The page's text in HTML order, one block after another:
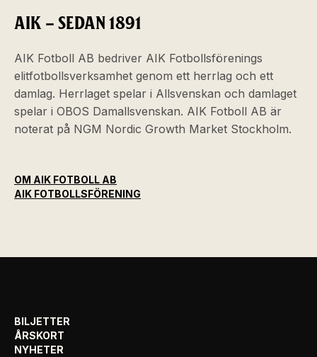
AIK – SEDAN 1891
AIK Fotboll AB bedriver AIK Fotbollsförenings
elitfotbollsverksamhet genom ett herrlag och ett
damlag. Herrlaget spelar i Allsvenskan och damlaget
spelar i OBOS Damallsvenskan. AIK Fotboll AB är
noterat på NGM Nordic Growth Market Stockholm.
OM AIK FOTBOLL AB
AIK FOTBOLLSFÖRENING
BILJETTER
ÅRSKORT
NYHETER